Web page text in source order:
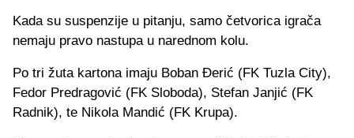
Kada su suspenzije u pitanju, samo četvorica igrača
nemaju pravo nastupa u narednom kolu.
Po tri žuta kartona imaju Boban Đerić (FK Tuzla City),
Fedor Predragović (FK Sloboda), Stefan Janjić (FK
Radnik), te Nikola Mandić (FK Krupa).